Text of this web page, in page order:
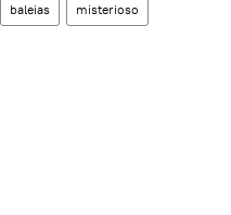
baleias misterioso